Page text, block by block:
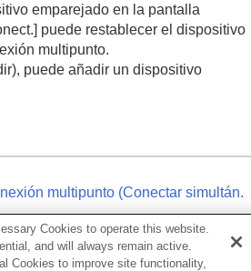
canción que se está
de la presión acústica actual
en la pestaña [Sonido]
los auriculares (
widget en su smartphone
emparejado en la pantalla
] puede restablecer el dispositivo
multipunto.
puede añadir un dispositivo
multipunto (Conectar simultán.
Cookies to operate this website.
and will always remain active.
Cookies to improve site functionality,